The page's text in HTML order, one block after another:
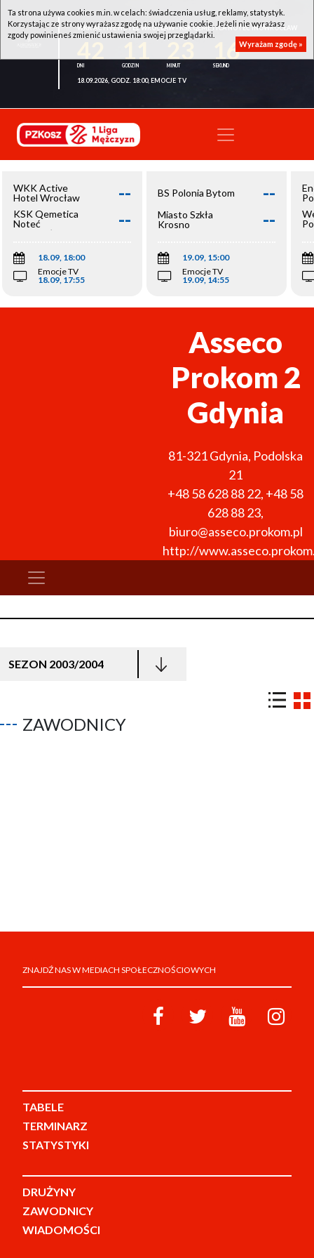
WKK ACTIVE HOTEL WROCŁAW - KSK QEMETICA NOTEĆ INOWROCŁAW
15
18.09.2026, GODZ. 18:00, EMOCJE TV
WKK Active
Hotel Wrocław
--
KSK Qemetica
Noteć
Inowrocław
--
18.09, 18:00
Emocje TV
18.09, 17:55
BS Polonia Bytom --
Miasto Szkła
Krosno
--
19.09, 15:00
Emocje TV
19.09, 14:55
Asseco
Prokom 2
Gdynia
81-321Gdynia, Podolska
21
+48 58 628 88 22, +48 58
628 88 23,
biuro@asseco.prokom.pl
http://
SEZON 2003/2004
ZAWODNICY
ZNAJDŹ NAS W MEDIACH SPOŁECZNOŚCIOWYCH
TABELE
TERMINARZ
STATYSTYKI
DRUŻYNY
ZAWODNICY
WIADOMOŚCI
Ta strona używa cookies m.in. w celach: świadczenia usług, reklamy, statystyk.
Korzystając ze strony wyrażasz zgodę na używanie cookie. Jeżeli nie wyrażasz
zgody powinieneś zmienić ustawienia swojej przeglądarki.
Wyrażam zgodę »